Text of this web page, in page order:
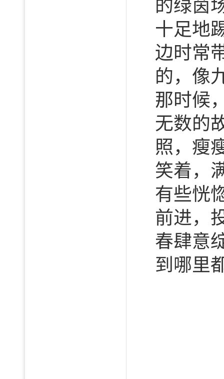
的绿茵
十足地
边时常
的，像
那时候
无数的
照，瘦
笑着，
有些恍
前进，
春肆意
到哪里